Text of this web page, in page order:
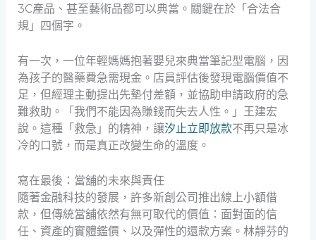
3C產品、甚至藝術品都可以典當。關鍵在於「合法合
規」四個字。
有一次，一位年輕媽媽抱著嬰兒來典當筆記型電腦，因
為孩子的醫藥費急需現金。店員評估後發現電腦價值不
足，但經理主動提出先墊付差額，並協助申請政府的急
難救助。「我們不能因為賺錢而失去人性。」王建宏
說。這種「救急」的精神，讓汐止立即放款不再只是冰
冷的口號，而是真正改變生命的溫度。
寫在最後：當舖的未來與責任
隨著金融科技的發展，許多新創公司推出線上小額借
款，但傳統當舖依然有無可取代的價值：面對面的信
任、資產的實體鑑價、以及彈性的還款方案。林靜芬的